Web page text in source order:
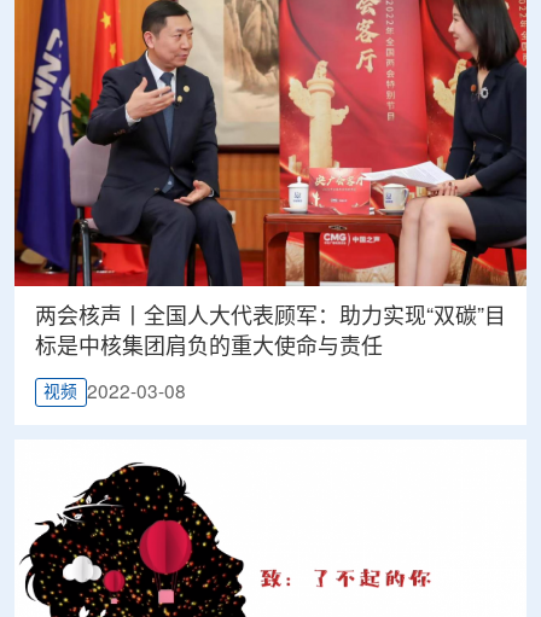
两会核声丨全国人大代表顾军：助力实现“双碳”目
标是中核集团肩负的重大使命与责任
视频 2022-03-08